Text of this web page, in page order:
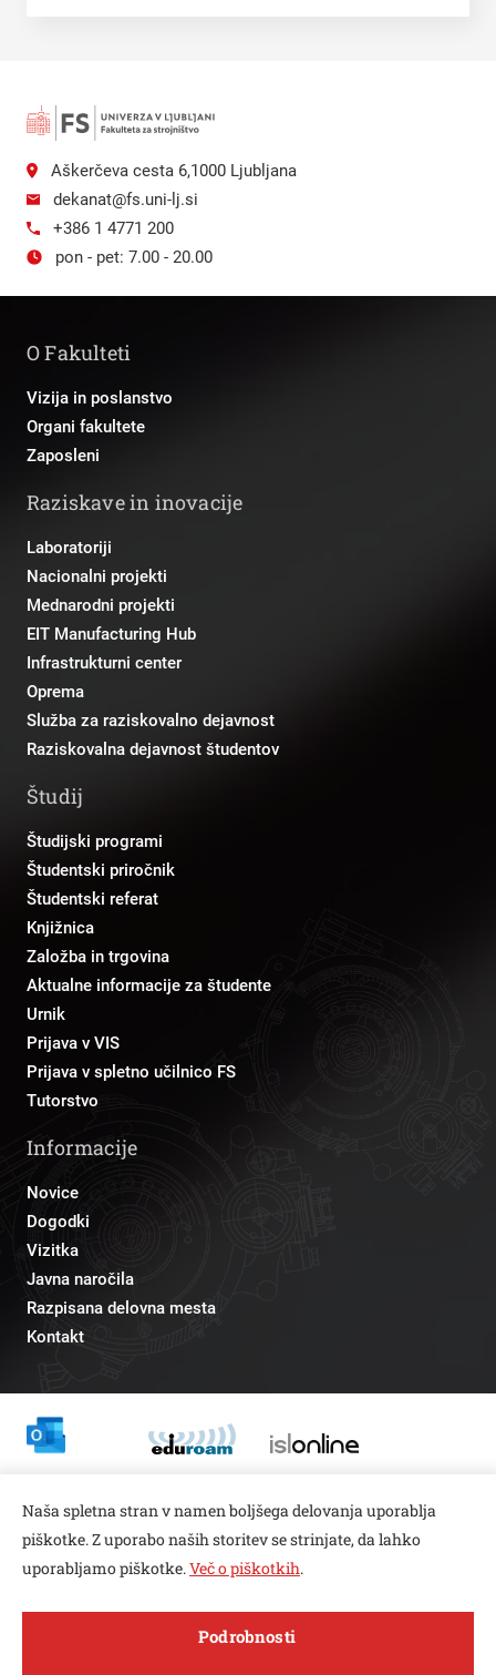
Open toolbar
Aškerčeva cesta 6,1000 Ljubljana
dekanat@fs.uni-lj.si
+386 1 4771 200
pon - pet: 7.00 - 20.00
O Fakulteti
Vizija in poslanstvo
Organi fakultete
Zaposleni
Raziskave in inovacije
Laboratoriji
Nacionalni projekti
Mednarodni projekti
EIT Manufacturing Hub
Infrastrukturni center
Oprema
Služba za raziskovalno dejavnost
Raziskovalna dejavnost študentov
Študij
Študijski programi
Študentski priročnik
Študentski referat
Knjižnica
Založba in trgovina
Aktualne informacije za študente
Urnik
Prijava v VIS
Prijava v spletno učilnico FS
Tutorstvo
Informacije
Novice
Dogodki
Vizitka
Javna naročila
Razpisana delovna mesta
Kontakt
pr@fs.uni-lj.si
Naša spletna stran v namen boljšega delovanja uporablja
piškotke. Z uporabo naših storitev se strinjate, da lahko
uporabljamo piškotke.Več o piškotkih.
Podrobnosti